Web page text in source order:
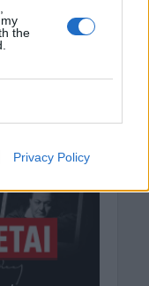
the
Privacy Policy